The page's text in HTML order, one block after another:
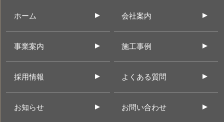
ホーム 会社案内
事業案内 施工事例
採用情報 よくある質問
お知らせ お問い合わせ